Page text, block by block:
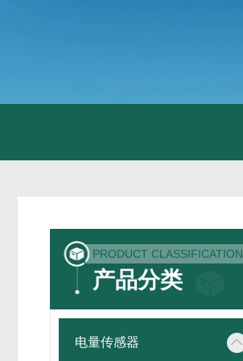
PRODUCT CLASSIFICATION
产品分类
电量传感器